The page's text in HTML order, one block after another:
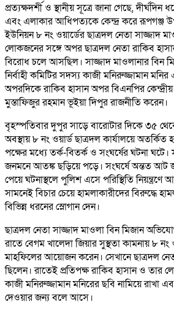
প্রত্যক্ষদর্শী ও স্থানীয় সূত্রে জানা গেছে, দীর্ঘদিন
এবং এলাকার আধিপত্যকে কেন্দ্র করে রূপগঞ্জ
ইউনিয়ন ৮ নং ওয়ার্ডের ছাত্রদল নেতা সাজ্জাদ
লোকজনের সঙ্গে অপর ছাত্রদল নেতা রাকিব
বিরোধ চলে আসছিল। সাজ্জাদ মাওলানার বিন
নির্বাহী কমিটির সদস্য কাজী মনিরুজ্জামান
অপরদিকে রাকিব হাসান অপর বিএনপির কেন্দ্রীয়
মুস্তাফিজুর রহমান ভূইয়া দিপুর রাজনীতি করেন।
বৃহস্পতিবার দুপুর সাড়ে বারোটার দিকে ৩৫
অবস্থায় ৮ নং ওয়ার্ড ছাত্রদল কার্যালয়ে
পক্ষের মধ্যে তর্ক-বিতর্ক ও সংঘর্ষের ঘটনা
জনমনে আতঙ্ক ছড়িয়ে পড়ে। সংঘর্ষে অন্তত
পেয়ে ঘটনাস্থলে পুলিশ এসে পরিস্থিতি
সামনেই বিচার চেয়ে হামলাকারীদের বিরুদ্ধে
বিভিন্ন ধরনের স্লোগান দেন।
ছাত্রদল নেতা সাজ্জাদ মাওলা বিন মিজান
রাতে বেগম খালেদা জিয়ার সুস্থতা কামনায় ৮ নং
মাহফিলের আয়োজন করেন। সেখানে ছাত্রদল
ছিলেন। রাতেই প্রতিপক্ষ রাকিব হাসান ও তার
কাজী মনিরুজ্জামান মনিরের ছবি নামিয়ে রাখা
দেওয়ার জন্য বলে আসে।